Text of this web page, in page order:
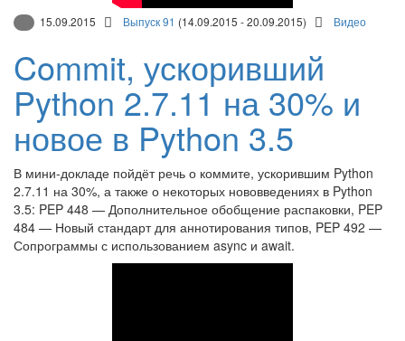
15.09.2015 Выпуск 91 (14.09.2015 - 20.09.2015) Видео
Commit, ускоривший
Python 2.7.11 на 30% и
новое в Python 3.5
В мини-докладе пойдёт речь о коммите, ускорившим Python
2.7.11 на 30%, а также о некоторых нововведениях в Python
3.5: PEP 448 — Дополнительное обобщение распаковки, PEP
484 — Новый стандарт для аннотирования типов, PEP 492 —
Сопрограммы с использованием async и await.